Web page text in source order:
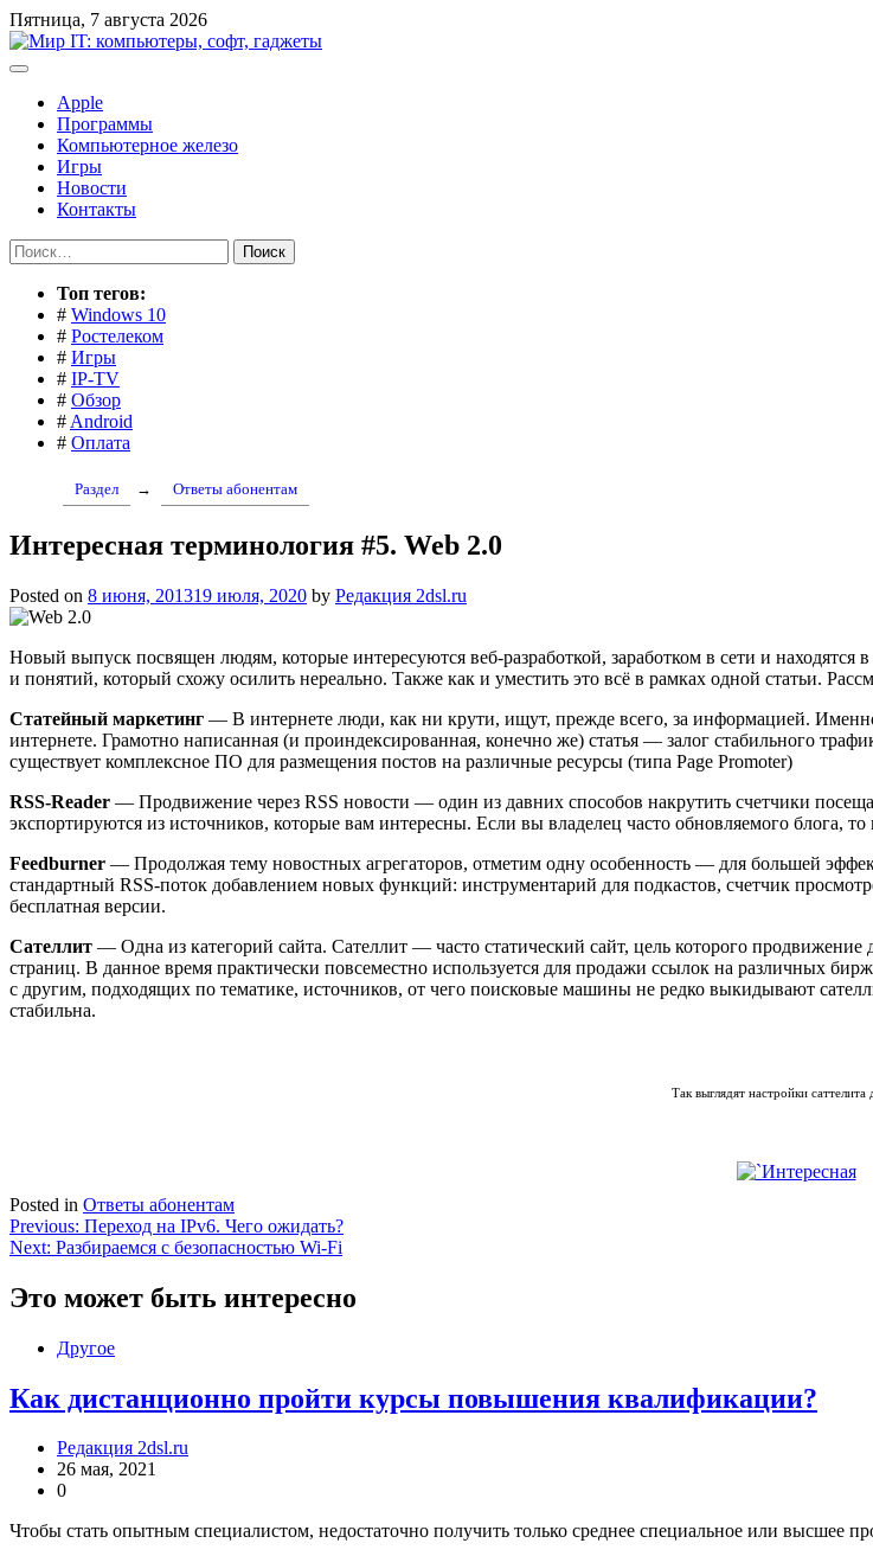
Перейти
к
содержимому
Пятница, 7 августа 2026
Apple
Программы
Компьютерное железо
Игры
Новости
Контакты
Найти:
Toп тегов:
# Windows 10
# Ростелеком
# Игры
# IP-TV
# Обзор
# Android
# Оплата
Раздел → Ответы абонентам
Интересная терминология #5. Web 2.0
Posted on 8 июня, 201319 июля, 2020 by Редакция 2dsl.ru
Новый выпуск посвящен людям, которые интересуются веб-разработкой, заработком в сети и
и понятий, который схожу осилить нереально. Также как и уместить это всё в рамках одной статьи.
Статейный маркетинг — В интернете люди, как ни крути, ищут, прежде всего, за информацией.
интернете. Грамотно написанная (и проиндексированная, конечно же) статья — залог стабильного
существует комплексное ПО для размещения постов на различные ресурсы (типа Page Promoter)
RSS-Reader — Продвижение через RSS новости — один из давних способов накрутить счетчики
экспортируются из источников, которые вам интересны. Если вы владелец часто обновляемого блога,
Feedburner — Продолжая тему новостных агрегаторов, отметим одну особенность — для большей
стандартный RSS-поток добавлением новых функций: инструментарий для подкастов, счетчик
бесплатная версии.
Сателлит — Одна из категорий сайта. Сателлит — часто статический сайт, цель которого
страниц. В данное время практически повсеместно используется для продажи ссылок на различных
с другим, подходящих по тематике, источников, от чего поисковые машины не редко выкидывают
стабильна.
Так выглядят настройки саттелита
Posted in Ответы абонентам
Навигация
по
записям
Previous: Переход на IPv6. Чего ожидать?
Next: Разбираемся с безопасностью Wi-Fi
Это может быть интересно
Другое
Как дистанционно пройти курсы повышения квалификации?
Редакция 2dsl.ru
26 мая, 2021
0
Чтобы стать опытным специалистом, недостаточно получить только среднее специальное или высшее